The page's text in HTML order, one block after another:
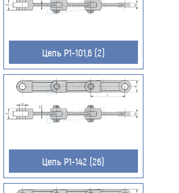
Цепь Р1-101,6 (2)
Цепь Р1-142 (26)